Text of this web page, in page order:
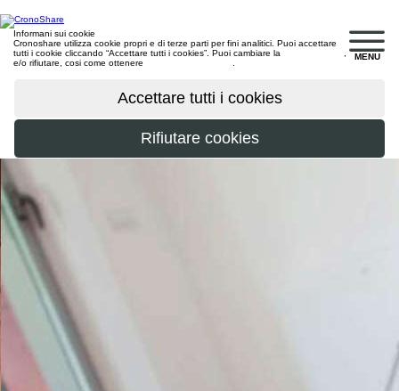
MENU
Informani sui cookie
Cronoshare utilizza cookie propri e di terze parti per fini analitici. Puoi accettare
tutti i cookie cliccando “Accettare tutti i cookies”. Puoi cambiare la
e/o rifiutare, cosi come ottenere